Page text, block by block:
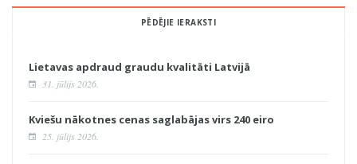
PĒDĒJIE IERAKSTI
Lietavas apdraud graudu kvalitāti Latvijā
31. jūlijs 2026.
Kviešu nākotnes cenas saglabājas virs 240 eiro
25. jūlijs 2026.